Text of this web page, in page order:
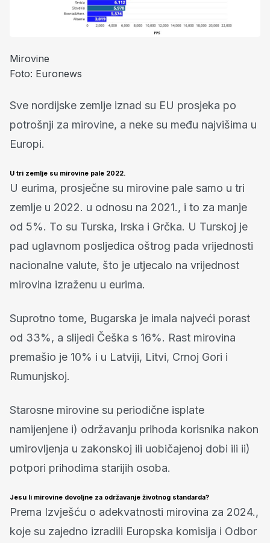
Mirovine
Foto: Euronews
Sve nordijske zemlje iznad su EU prosjeka po
potrošnji za mirovine, a neke su među najvišima u
Europi.
U tri zemlje su mirovine pale 2022.
U eurima, prosječne su mirovine pale samo u tri
zemlje u 2022. u odnosu na 2021., i to za manje
od 5%. To su Turska, Irska i Grčka. U Turskoj je
pad uglavnom posljedica oštrog pada vrijednosti
nacionalne valute, što je utjecalo na vrijednost
mirovina izraženu u eurima.
Suprotno tome, Bugarska je imala najveći porast
od 33%, a slijedi Češka s 16%. Rast mirovina
premašio je 10% i u Latviji, Litvi, Crnoj Gori i
Rumunjskoj.
Starosne mirovine su periodične isplate
namijenjene i) održavanju prihoda korisnika nakon
umirovljenja u zakonskoj ili uobičajenoj dobi ili ii)
potpori prihodima starijih osoba.
Jesu li mirovine dovoljne za održavanje životnog standarda?
Prema Izvješću o adekvatnosti mirovina za 2024.,
koje su zajedno izradili Europska komisija i Odbor